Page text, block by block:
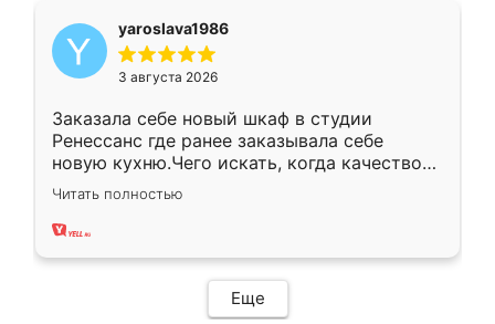
yaroslava1986
3 августа 2026
Заказала себе новый шкаф в студии
Ренессанс где ранее заказывала себе
новую кухню.Чего искать, когда качеством
вполне довольна. Служит кухня уже почти
два года, нареканий нет.
Читать полностью
Еще